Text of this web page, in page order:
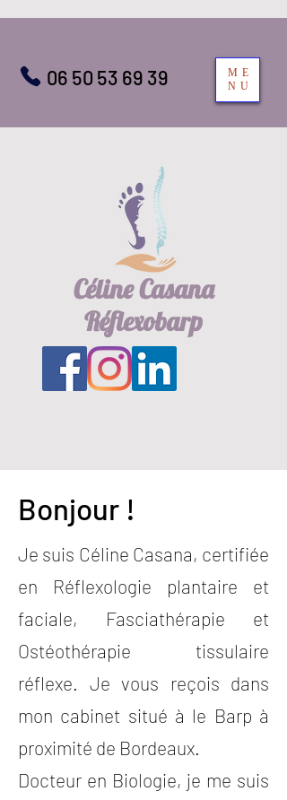
ME
NU
06 50 53 69 39
Céline Casana
Réflexobarp
Bonjour !
Je suis Céline Casana, certifiée
en Réflexologie plantaire et
faciale, Fasciathérapie et
Ostéothérapie tissulaire
réflexe. Je vous reçois dans
mon cabinet situé à le Barp à
proximité de Bordeaux.
Docteur en Biologie, je me suis